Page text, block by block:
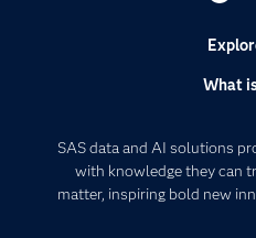
SAS data and AI solutions
with knowledge they can
matter, inspiring bold new
What
Artificial
Data